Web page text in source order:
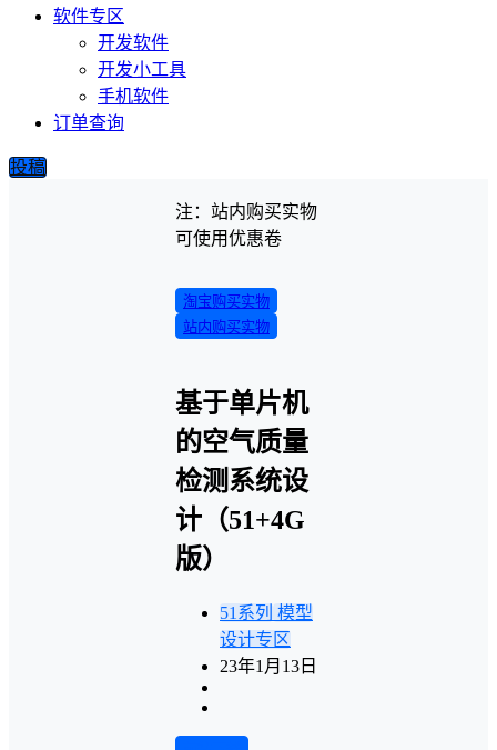
软件专区
开发软件
开发小工具
手机软件
订单查询
投稿
注：站内购买实物
可使用优惠卷
淘宝购买实物
站内购买实物
基于单片机
的空气质量
检测系统设
计（51+4G
版）
51系列 模型
设计专区
23年1月13日